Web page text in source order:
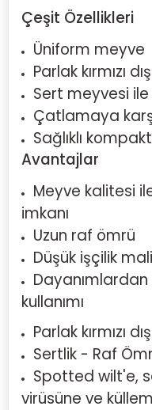
Çeşit Özellikleri
Üniform meyve
Parlak kırmızı
Sert meyvesi
Çatlamaya
Sağlıklı
Avantajlar
Meyve kalitesi
imkanı
Uzun raf ömrü
Düşük işçilik
kullanımı
Parlak kırmızı
Sertlik - Raf
Spotted wilt'e,
virüsüne ve